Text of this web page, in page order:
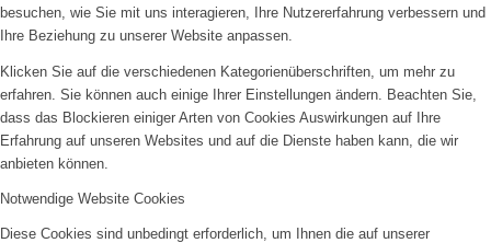
besuchen, wie Sie mit uns interagieren, Ihre Nutzererfahrung verbessern und
Ihre Beziehung zu unserer Website anpassen.
Klicken Sie auf die verschiedenen Kategorienüberschriften, um mehr zu
erfahren. Sie können auch einige Ihrer Einstellungen ändern. Beachten Sie,
dass das Blockieren einiger Arten von Cookies Auswirkungen auf Ihre
Erfahrung auf unseren Websites und auf die Dienste haben kann, die wir
anbieten können.
Notwendige Website Cookies
Diese Cookies sind unbedingt erforderlich, um Ihnen die auf unserer